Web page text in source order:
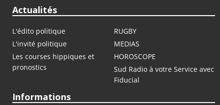
Actualités
L'édito politique
RUGBY
L'invité politique
MEDIAS
Les courses hippiques et
pronostics
HOROSCOPE
Sud Radio à votre Service avec
Fiducial
Informations